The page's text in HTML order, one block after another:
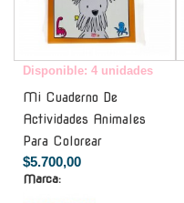
Disponible: 4 unidades
Mi Cuaderno De
Actividades Animales
Para Colorear
$5.700,00
Marca: